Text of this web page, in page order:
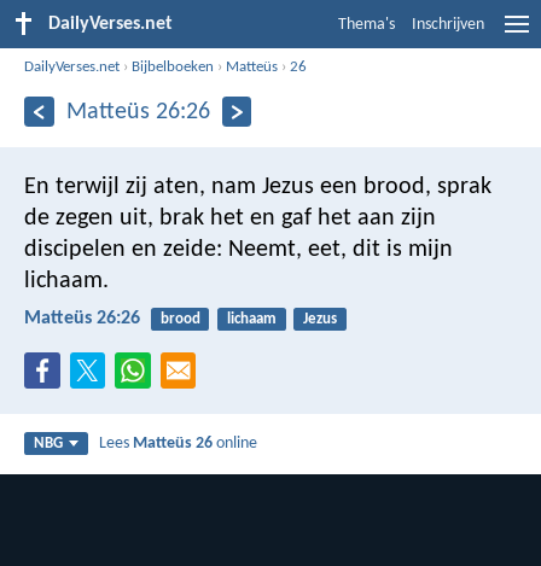
DailyVerses.net Thema's Inschrijven
DailyVerses.net › Bijbelboeken › Matteüs ›26
Matteüs 26:26
En terwijl zij aten, nam Jezus een brood, sprak
de zegen uit, brak het en gaf het aan zijn
discipelen en zeide: Neemt, eet, dit is mijn
lichaam.
Matteüs 26:26 brood lichaam Jezus
NBG Lees Matteüs 26 online